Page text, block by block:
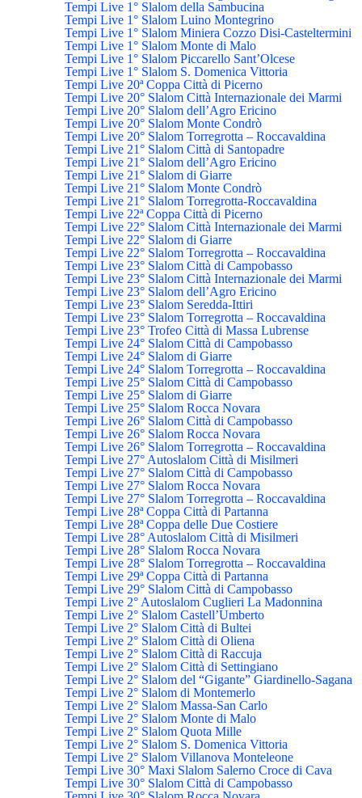
Tempi Live 1° Slalom della Sambucina
Tempi Live 1° Slalom Luino Montegrino
Tempi Live 1° Slalom Miniera Cozzo Disi-Casteltermini
Tempi Live 1° Slalom Monte di Malo
Tempi Live 1° Slalom Piccarello Sant’Olcese
Tempi Live 1° Slalom S. Domenica Vittoria
Tempi Live 20ª Coppa Città di Picerno
Tempi Live 20° Slalom Città Internazionale dei Marmi
Tempi Live 20° Slalom dell’Agro Ericino
Tempi Live 20° Slalom Monte Condrò
Tempi Live 20° Slalom Torregrotta – Roccavaldina
Tempi Live 21° Slalom Città di Santopadre
Tempi Live 21° Slalom dell’Agro Ericino
Tempi Live 21° Slalom di Giarre
Tempi Live 21° Slalom Monte Condrò
Tempi Live 21° Slalom Torregrotta-Roccavaldina
Tempi Live 22ª Coppa Città di Picerno
Tempi Live 22° Slalom Città Internazionale dei Marmi
Tempi Live 22° Slalom di Giarre
Tempi Live 22° Slalom Torregrotta – Roccavaldina
Tempi Live 23° Slalom Città di Campobasso
Tempi Live 23° Slalom Città Internazionale dei Marmi
Tempi Live 23° Slalom dell’Agro Ericino
Tempi Live 23° Slalom Seredda-Ittiri
Tempi Live 23° Slalom Torregrotta – Roccavaldina
Tempi Live 23° Trofeo Città di Massa Lubrense
Tempi Live 24° Slalom Città di Campobasso
Tempi Live 24° Slalom di Giarre
Tempi Live 24° Slalom Torregrotta – Roccavaldina
Tempi Live 25° Slalom Città di Campobasso
Tempi Live 25° Slalom di Giarre
Tempi Live 25° Slalom Rocca Novara
Tempi Live 26° Slalom Città di Campobasso
Tempi Live 26° Slalom Rocca Novara
Tempi Live 26° Slalom Torregrotta – Roccavaldina
Tempi Live 27° Autoslalom Città di Misilmeri
Tempi Live 27° Slalom Città di Campobasso
Tempi Live 27° Slalom Rocca Novara
Tempi Live 27° Slalom Torregrotta – Roccavaldina
Tempi Live 28ª Coppa Città di Partanna
Tempi Live 28ª Coppa delle Due Costiere
Tempi Live 28° Autoslalom Città di Misilmeri
Tempi Live 28° Slalom Rocca Novara
Tempi Live 28° Slalom Torregrotta – Roccavaldina
Tempi Live 29ª Coppa Città di Partanna
Tempi Live 29° Slalom Città di Campobasso
Tempi Live 2° Autoslalom Cuglieri La Madonnina
Tempi Live 2° Slalom Castell’Umberto
Tempi Live 2° Slalom Città di Bultei
Tempi Live 2° Slalom Città di Oliena
Tempi Live 2° Slalom Città di Raccuja
Tempi Live 2° Slalom Città di Settingiano
Tempi Live 2° Slalom del “Gigante” Giardinello-Sagana
Tempi Live 2° Slalom di Montemerlo
Tempi Live 2° Slalom Massa-San Carlo
Tempi Live 2° Slalom Monte di Malo
Tempi Live 2° Slalom Quota Mille
Tempi Live 2° Slalom S. Domenica Vittoria
Tempi Live 2° Slalom Villanova Monteleone
Tempi Live 30° Maxi Slalom Salerno Croce di Cava
Tempi Live 30° Slalom Città di Campobasso